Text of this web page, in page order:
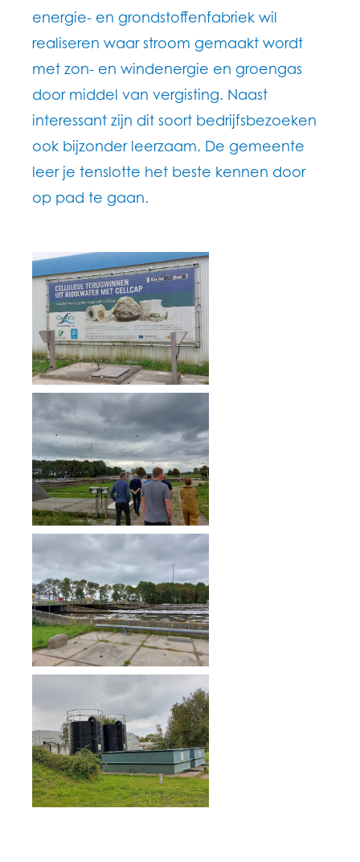
energie- en grondstoffenfabriek wil
realiseren waar stroom gemaakt wordt
met zon- en windenergie en groengas
door middel van vergisting. Naast
interessant zijn dit soort bedrijfsbezoeken
ook bijzonder leerzaam. De gemeente
leer je tenslotte het beste kennen door
op pad te gaan.